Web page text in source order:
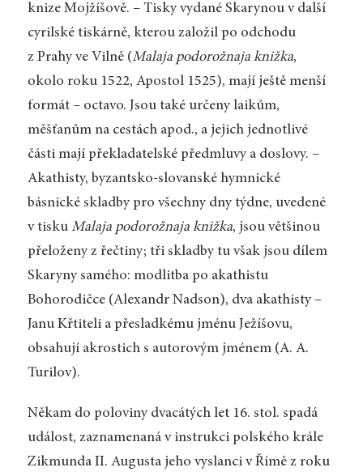
knize Mojžíšově. – Tisky vydané Skarynou v další
cyrilské tiskárně, kterou založil po odchodu
z Prahy ve Vilně (Malaja podorožnaja knižka,
okolo roku 1522, Apostol 1525), mají ještě menší
formát – octavo. Jsou také určeny laikům,
měšťanům na cestách apod., a jejich jednotlivé
části mají překladatelské předmluvy a doslovy. –
Akathisty, byzantsko-slovanské hymnické
básnické skladby pro všechny dny týdne, uvedené
v tisku Malaja podorožnaja knižka, jsou většinou
přeloženy z řečtiny; tři skladby tu však jsou dílem
Skaryny samého: modlitba po akathistu
Bohorodičce (Alexandr Nadson), dva akathisty –
Janu Křtiteli a přesladkému jménu Ježíšovu,
obsahují akrostich s autorovým jménem (A. A.
Turilov).
Někam do poloviny dvacátých let 16. stol. spadá
událost, zaznamenaná v instrukci polského krále
Zikmunda II. Augusta jeho vyslanci v Římě z roku